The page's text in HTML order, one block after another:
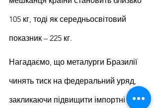
105 кг, тоді як середньосвітовий
показник – 225 кг.
Нагадаємо, що металурги Бразилії
чинять тиск на федеральний уряд,
закликаючи підвищити імпортні мита